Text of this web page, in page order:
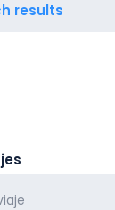
results